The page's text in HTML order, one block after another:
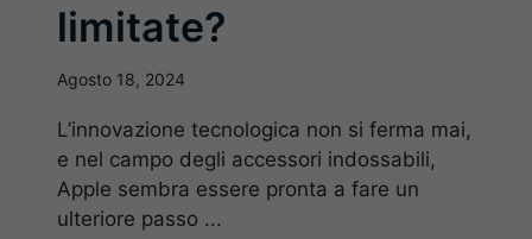
limitate?
Agosto 18, 2024
L’innovazione tecnologica non si ferma mai,
e nel campo degli accessori indossabili,
Apple sembra essere pronta a fare un
ulteriore passo ...